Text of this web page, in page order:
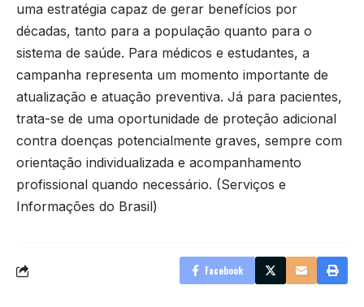
uma estratégia capaz de gerar benefícios por
décadas, tanto para a população quanto para o
sistema de saúde. Para médicos e estudantes, a
campanha representa um momento importante de
atualização e atuação preventiva. Já para pacientes,
trata-se de uma oportunidade de proteção adicional
contra doenças potencialmente graves, sempre com
orientação individualizada e acompanhamento
profissional quando necessário. (Serviços e
Informações do Brasil)
Facebook